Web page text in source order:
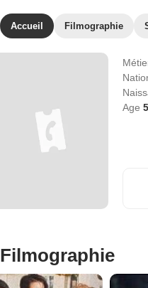
Accueil Filmographie
Age
Filmographie